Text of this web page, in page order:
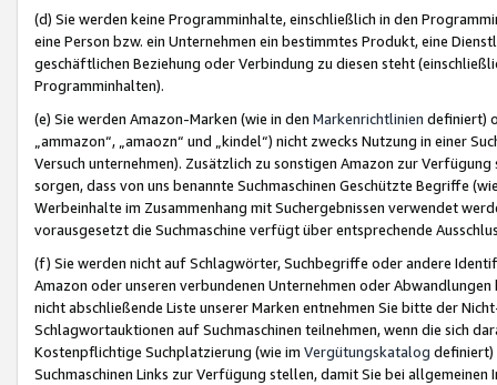
(d) Sie werden keine Programminhalte, einschließlich in den
eine Person bzw. ein Unternehmen ein bestimmtes Produkt, eine
geschäftlichen Beziehung oder Verbindung zu diesen steht
Programminhalten).
(e) Sie werden Amazon-Marken (wie in den Markenrichtlinien definiert)
„ammazon“, „amaozn“ und „kindel“) nicht zwecks Nutzung in einer
Versuch unternehmen). Zusätzlich zu sonstigen Amazon zur
sorgen, dass von uns benannte Suchmaschinen Geschützte Begriffe
Werbeinhalte im Zusammenhang mit Suchergebnissen verwendet
vorausgesetzt die Suchmaschine verfügt über entsprechende
(f) Sie werden nicht auf Schlagwörter, Suchbegriffe oder andere
Amazon oder unseren verbundenen Unternehmen oder
nicht abschließende Liste unserer Marken entnehmen Sie bitte der
Schlagwortauktionen auf Suchmaschinen teilnehmen, wenn die sich
Kostenpflichtige Suchplatzierung (wie im Vergütungskatalog definiert)
Suchmaschinen Links zur Verfügung stellen, damit Sie bei